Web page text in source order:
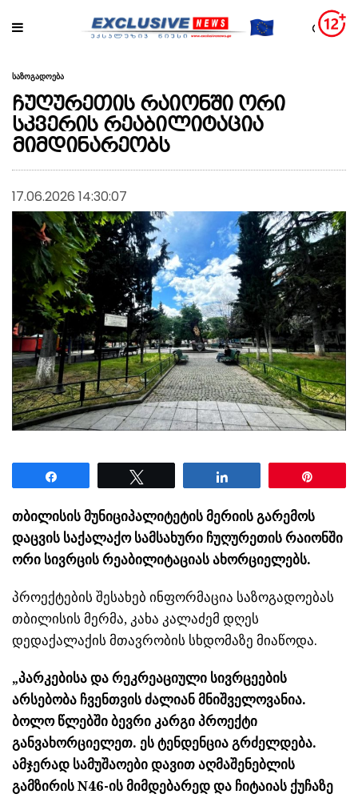
საზოგადოება
ჩუღურეთის რაიონში ორი
სკვერის რეაბილიტაცია
მიმდინარეობს
17.06.2026 14:30:07
თბილისის მუნიციპალიტეტის მერიის გარემოს
დაცვის საქალაქო სამსახური ჩუღურეთის რაიონში
ორი სივრცის რეაბილიტაციას ახორციელებს.
პროექტების შესახებ ინფორმაცია საზოგადოებას
თბილისის მერმა, კახა კალაძემ დღეს
დედაქალაქის მთავრობის სხდომაზე მიაწოდა.
„პარკებისა და რეკრეაციული სივრცეების
არსებობა ჩვენთვის ძალიან მნიშველოვანია.
ბოლო წლებში ბევრი კარგი პროექტი
განვახორციელეთ. ეს ტენდენცია გრძელდება.
ამჯერად სამუშაოები დავით აღმაშენებლის
გამზირის N46-ის მიმდებარედ და ჩიტაიას ქუჩაზე